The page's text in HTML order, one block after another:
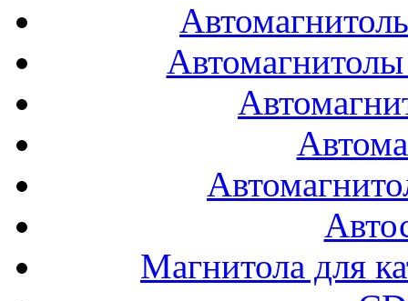
Магнитола для